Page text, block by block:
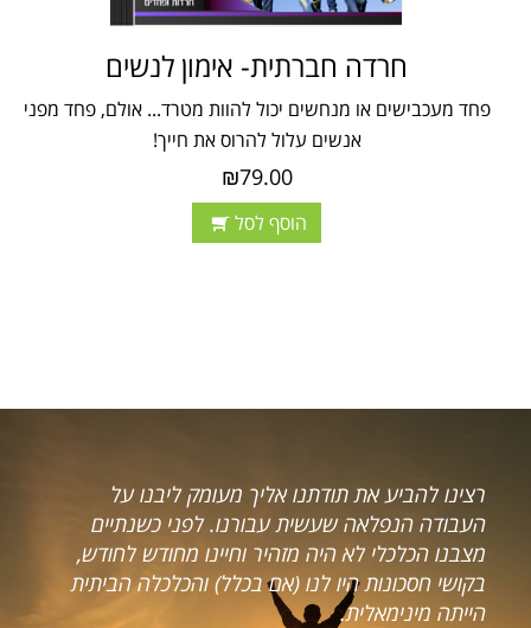
חרדה חברתית- אימון לנשים
פחד מעכבישים או מנחשים יכול להוות מטרד... אולם, פחד מפני
אנשים עלול להרוס את חייך!
₪79.00
הוסף לסל
רצינו להביע את תודתנו אליך מעומק ליבנו על
העבודה הנפלאה שעשית עבורנו. לפני כשנתיים
מצבנו הכלכלי לא היה מזהיר וחיינו מחודש לחודש,
בקושי חסכונות היו לנו (אם בכלל) והכלכלה הביתית
הייתה מינימאלית.